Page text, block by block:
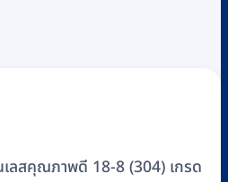
ลสคุณภาพดี 18-8 (304) เกรด